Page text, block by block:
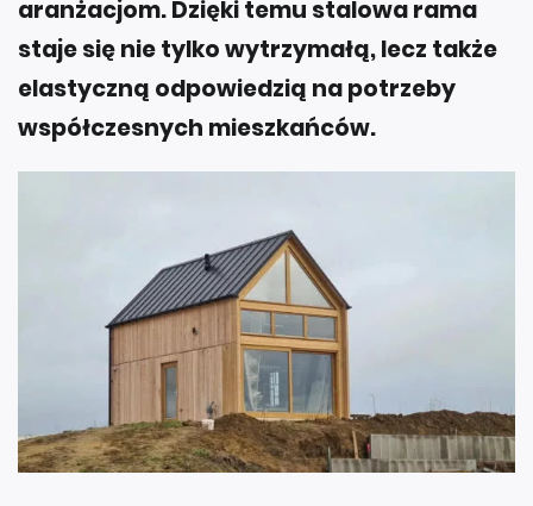
staje się nie tylko wytrzymałą, lecz także
elastyczną odpowiedzią na potrzeby
współczesnych mieszkańców.